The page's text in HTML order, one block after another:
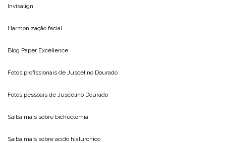
Invisalign
Harmonização facial
Blog Paper Excellence
Fotos profissionais de Juscelino Dourado
Fotos pessoais de Juscelino Dourado
Saiba mais sobre bichectomia
Saiba mais sobre acido hialuronico